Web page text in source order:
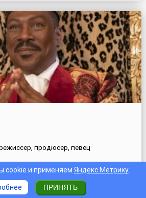
продюсер, певец
cookie и применяем Яндекс.Метрику.
ПРИНЯТЬ